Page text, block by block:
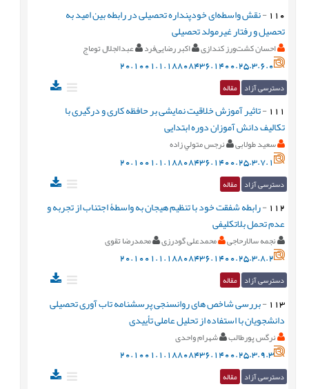
110
-نقش واسطه‌ای خودپنداره تحصیلی در رابطه بین امید به
تحصیل و رفتار غیرمولد تحصیلی
احسان کشت‌ورز کندازی اکبر رضایی‌فرد عبدالجلال توماج
20.1001.1.18808436.1400.25.3.6.0
دسترسی آزاد مقاله
111
-تاثیر آموزش خلاقیت نمایشی بر حافظه کاری و درگیری با
تکالیف دانش آموزان دوره ابتدایی
سعید طولابی نرجس متولي زاده
20.1001.1.18808436.1400.25.3.7.1
دسترسی آزاد مقاله
112
-رابطه شفقت خود با تنظیم هیجان به واسطۀ اجتناب از تجربه و
عدم تحمل بلاتکلیفی
نجمه سالارحاجی محمدعلی گودرزی محمدرضا تقوی
20.1001.1.18808436.1400.25.3.8.2
دسترسی آزاد مقاله
113
-بررسی شاخص های روانسنجی پرسشنامه تاب آوری تحصیلی
دانشجویان با استفاده از تحلیل عاملی تأییدی
نرگس پورطالب شهرام واحدی
20.1001.1.18808436.1400.25.3.9.3
دسترسی آزاد مقاله